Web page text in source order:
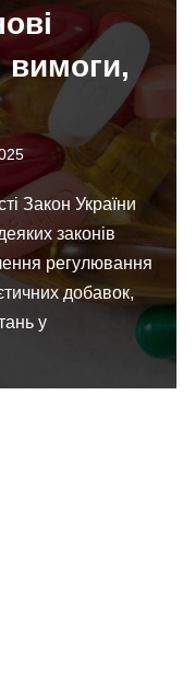
вимоги,
Закон України
законів
регулювання
добавок,
у